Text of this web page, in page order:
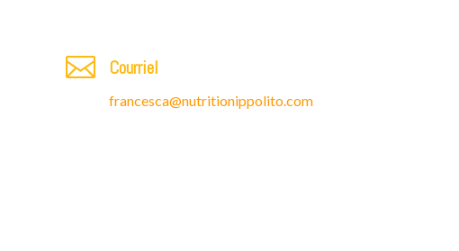
 Courriel
francesca@nutritionippolito.com